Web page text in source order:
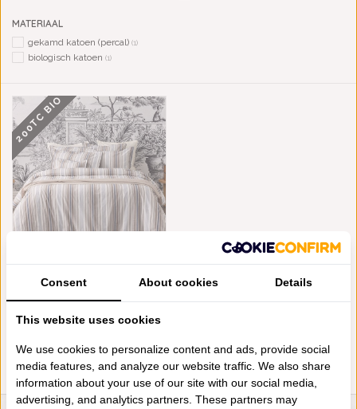
MATERIAAL
gekamd katoen (percal) (1)
biologisch katoen (1)
200TC BIO
ALEXANDRE TURPAULT -
PORQUEROLLE 200TC, GOTS,
Consent About cookies Details
This website uses cookies
We use cookies to personalize content and ads, provide social
media features, and analyze our website traffic. We also share
information about your use of our site with our social media,
advertising, and analytics partners. These partners may